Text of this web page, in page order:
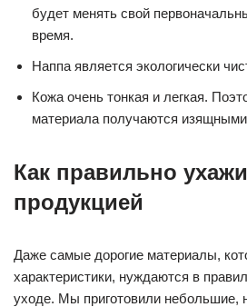
будет менять свой
время.
Наппа является экологически
Кожа очень тонкая и легкая.
материала получаются
Как правильно
продукцией
Даже самые дорогие материалы,
характеристики, нуждаются в
уходе. Мы приготовили небольшие,